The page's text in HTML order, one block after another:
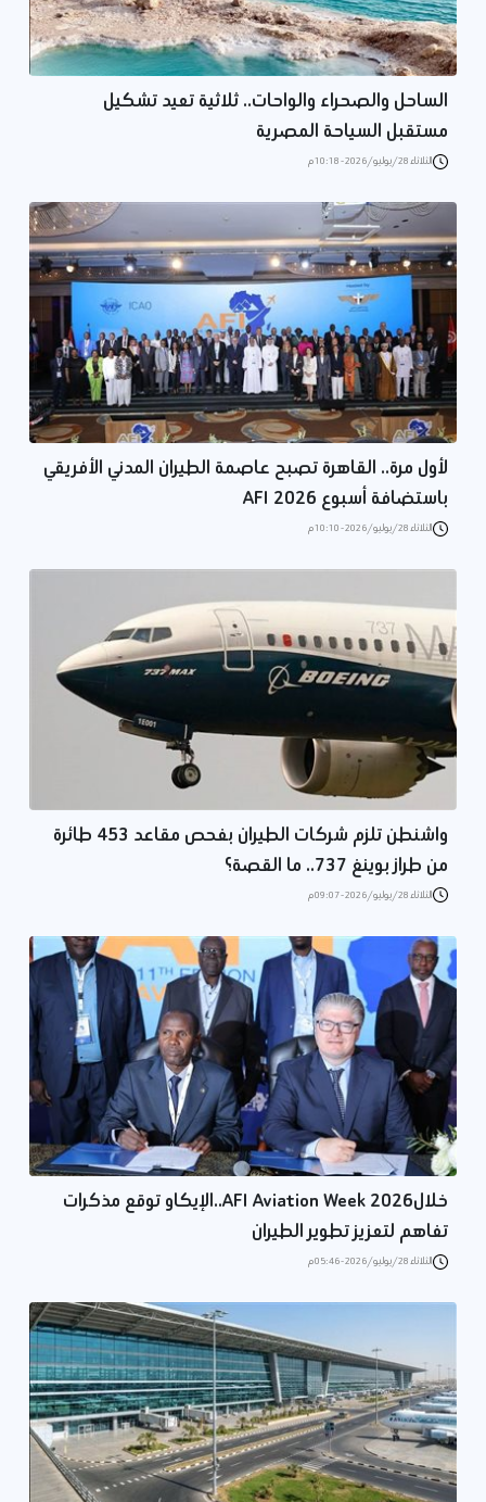
الساحل والصحراء والواحات.. ثلاثية تعيد تشكيل
مستقبل السياحة المصرية
الثلاثاء 28/يوليو/2026 - 10:18 م
لأول مرة.. القاهرة تصبح عاصمة الطيران المدني الأفريقي
باستضافة أسبوع AFI 2026
الثلاثاء 28/يوليو/2026 - 10:10 م
واشنطن تلزم شركات الطيران بفحص مقاعد 453 طائرة
من طراز بوينغ 737.. ما القصة؟
الثلاثاء 28/يوليو/2026 - 09:07 م
خلالAFI Aviation Week 2026..الإيكاو توقع مذكرات
تفاهم لتعزيز تطوير الطيران
الثلاثاء 28/يوليو/2026 - 05:46 م